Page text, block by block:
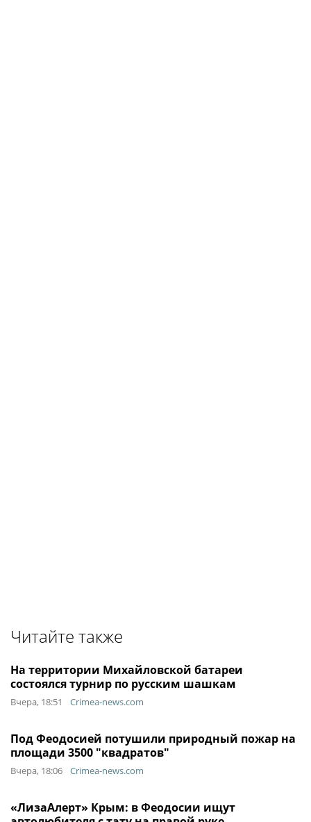
Читайте также
На территории Михайловской батареи
состоялся турнир по русским шашкам
Вчера, 18:51 Crimea-news.com
Под Феодосией потушили природный пожар на
площади 3500 "квадратов"
Вчера, 18:06 Crimea-news.com
«ЛизаАлерт» Крым: в Феодосии ищут